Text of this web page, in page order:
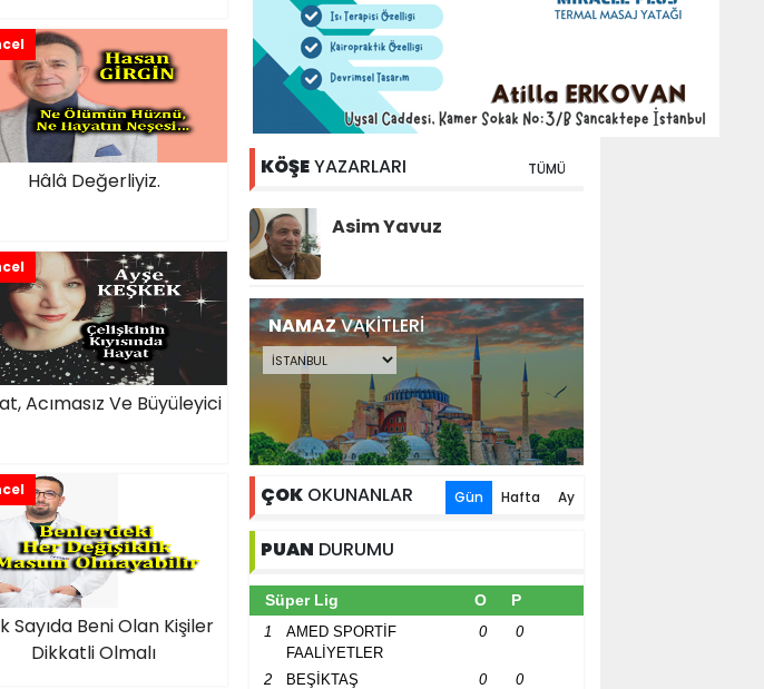
Hâlâ Değerliyiz.
Acımasız Ve Büyüleyici
Sayıda Beni Olan Kişiler
Dikkatli Olmalı
KÖŞEYAZARLARI TÜMÜ
Asim Yavuz
NAMAZVAKİTLERİ
ÇOK OKUNANLAR Gün Hafta Ay
PUAN DURUMU
Süper Lig O P
1
AMED SPORTİF
FAALİYETLER
0 0
2 BEŞİKTAŞ 0
0